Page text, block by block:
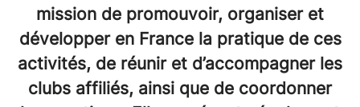
mission de promouvoir, organiser et
développer en France la pratique de ces
activités, de réunir et d’accompagner les
clubs affiliés, ainsi que de coordonner